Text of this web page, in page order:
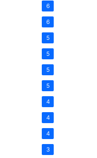
6
6
5
5
5
5
4
4
4
3